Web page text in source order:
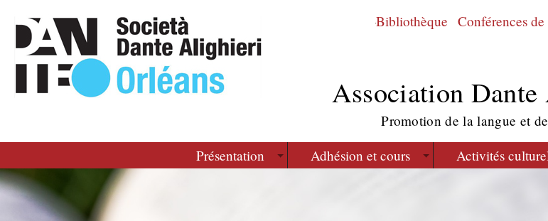
Bibliothèque Conférences de
Association
Promotion de la langue et
Présentation
Adhésion et cours Activités